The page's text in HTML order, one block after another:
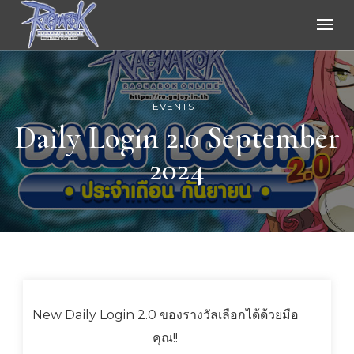
Ragnarok Online
EVENTS
Daily Login 2.0 September
2024
New Daily Login 2.0 ของรางวัลเลือกได้ด้วยมือ
คุณ!!